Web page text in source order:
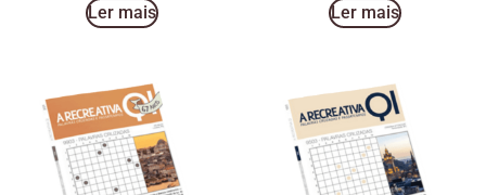
Ler mais Ler mais